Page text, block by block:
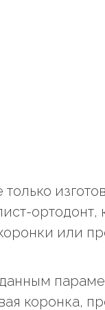
ортодонт,
или
коронка,